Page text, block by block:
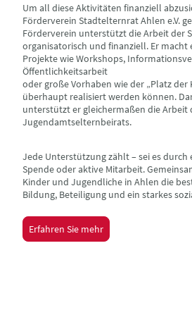
Um all diese Aktivitäten finanziell
Förderverein Stadtelternrat Ahlen e.V.
Förderverein unterstützt die Arbeit der
organisatorisch und finanziell. Er macht
Projekte wie Workshops,
Öffentlichkeitsarbeit
oder große Vorhaben wie der „Platz der
überhaupt realisiert werden können.
unterstützt er gleichermaßen die Arbeit
Jugendamtselternbeirats.
Jede Unterstützung zählt – sei es durch
Spende oder aktive Mitarbeit.
Kinder und Jugendliche in Ahlen die
Bildung, Beteiligung und ein starkes
Erfahren Sie mehr